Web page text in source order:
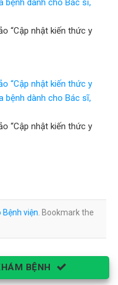
bệnh dành cho Bác sĩ,
“Cập nhật kiến thức y
“Cập nhật kiến thức y
bệnh dành cho Bác sĩ,
“Cập nhật kiến thức y
viện . Bookmark the
BỆNH